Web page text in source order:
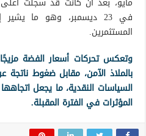
في 23 ديسمبر، وهو ما
المستثمرين.
وتعكس تحركات أسعار الفضة
بالملاذ الآمن، مقابل ضغوط
السياسات النقدية، ما يجعل
المؤثرات في الفترة المقبلة.